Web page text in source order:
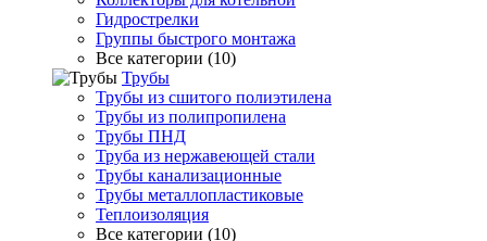
Гидрострелки
Группы быстрого монтажа
Все категории (10)
Трубы
Трубы из сшитого полиэтилена
Трубы из полипропилена
Трубы ПНД
Труба из нержавеющей стали
Трубы канализационные
Трубы металлопластиковые
Теплоизоляция
Все категории (10)